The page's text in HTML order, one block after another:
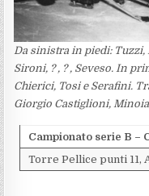
Da sinistra in piedi: Tuzzi,
Sironi, ? , ? , Seveso. In
Chierici, Tosi e Serafini.
Giorgio Castiglioni,
Campionato serie B –
Torre Pellice punti 11,